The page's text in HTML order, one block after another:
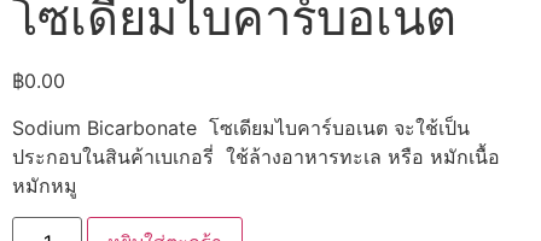
โซเดียมไบคาร์บอเนต
฿0.00
Sodium Bicarbonate โซเดียมไบคาร์บอเนต จะใช้เป็น
ประกอบในสินค้าเบเกอรี่ ใช้ล้างอาหารทะเล หรือ หมักเนื้อ
หมักหมู
จำนวน